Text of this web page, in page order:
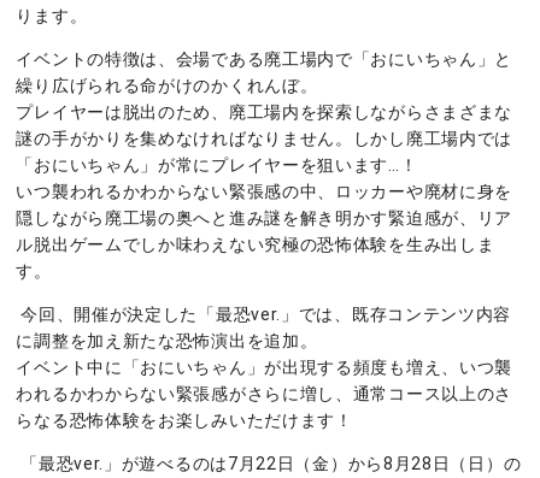
ります。
イベントの特徴は、会場である廃工場内で「おにいちゃん」と
繰り広げられる命がけのかくれんぼ。
プレイヤーは脱出のため、廃工場内を探索しながらさまざまな
謎の手がかりを集めなければなりません。しかし廃工場内では
「おにいちゃん」が常にプレイヤーを狙います…！
いつ襲われるかわからない緊張感の中、ロッカーや廃材に身を
隠しながら廃工場の奥へと進み謎を解き明かす緊迫感が、リア
ル脱出ゲームでしか味わえない究極の恐怖体験を生み出しま
す。
今回、開催が決定した「最恐ver.」では、既存コンテンツ内容
に調整を加え新たな恐怖演出を追加。
イベント中に「おにいちゃん」が出現する頻度も増え、いつ襲
われるかわからない緊張感がさらに増し、通常コース以上のさ
らなる恐怖体験をお楽しみいただけます！
「最恐ver.」が遊べるのは7月22日（金）から8月28日（日）の